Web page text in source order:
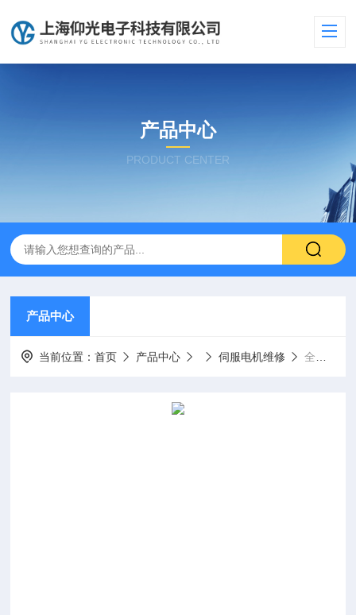
产品中心
PRODUCT CENTER
产品中心
当前位置：首页 产品中心 伺服电机维修 全系列西门子维修 伺服电机维修